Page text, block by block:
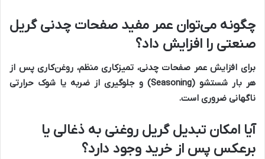
چگونه می‌توان عمر مفید صفحات چدنی گریل
صنعتی را افزایش داد؟
برای افزایش عمر صفحات چدنی، تمیزکاری منظم، روغن‌کاری پس از
هر بار شستشو (Seasoning) و جلوگیری از ضربه یا شوک حرارتی
ناگهانی ضروری است.
آیا امکان تبدیل گریل روغنی به ذغالی یا
برعکس پس از خرید وجود دارد؟